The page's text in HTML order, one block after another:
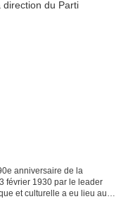
anniversaire de la
février 1930 par le leader
et culturelle a eu lieu au